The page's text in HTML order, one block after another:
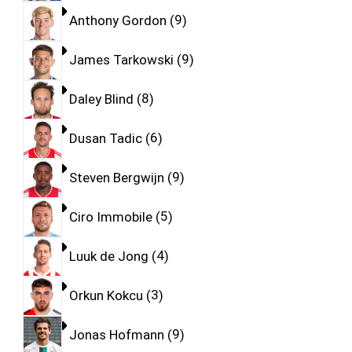
Anthony Gordon 9
James Tarkowski 9
Daley Blind 8
Dusan Tadic 6
Steven Bergwijn 9
Ciro Immobile 5
Luuk de Jong 4
Orkun Kokcu 3
Jonas Hofmann 9